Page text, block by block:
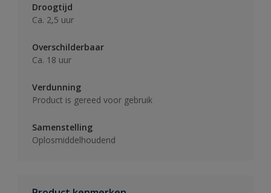
Droogtijd
Ca. 2,5 uur
Overschilderbaar
Ca. 18 uur
Verdunning
Product is gereed voor gebruik
Samenstelling
Oplosmiddelhoudend